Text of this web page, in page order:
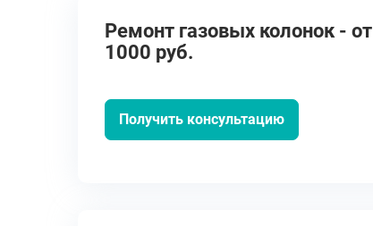
Ремонт газовых колонок - от
1000 руб.
Получить консультацию